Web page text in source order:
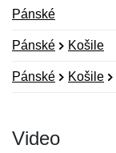
Pánské
Pánské Košile
Pánské Košile
Video